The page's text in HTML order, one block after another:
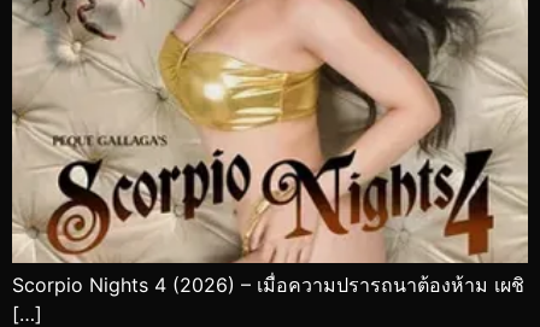
Scorpio Nights 4 (2026) – เมื่อความปรารถนาต้องห้าม เผชิ
[…]